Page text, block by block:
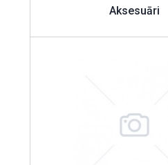
Aksesuāri